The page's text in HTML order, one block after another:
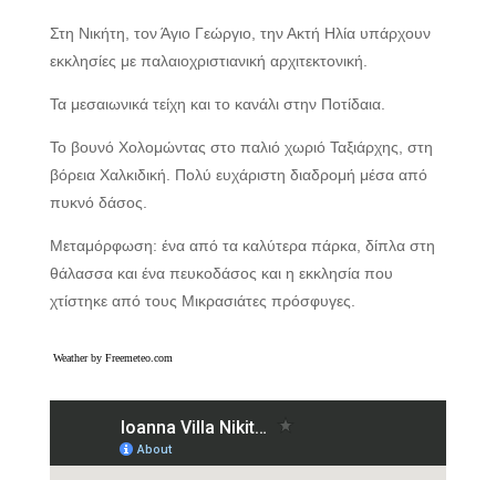
Στη Νικήτη, τον Άγιο Γεώργιο, την Ακτή Ηλία υπάρχουν
εκκλησίες με παλαιοχριστιανική αρχιτεκτονική.
Τα μεσαιωνικά τείχη και το κανάλι στην Ποτίδαια.
Το βουνό Χολομώντας στο παλιό χωριό Ταξιάρχης, στη
βόρεια Χαλκιδική. Πολύ ευχάριστη διαδρομή μέσα από
πυκνό δάσος.
Μεταμόρφωση: ένα από τα καλύτερα πάρκα, δίπλα στη
θάλασσα και ένα πευκοδάσος και η εκκλησία που
χτίστηκε από τους Μικρασιάτες πρόσφυγες.
Weather by Freemeteo.com